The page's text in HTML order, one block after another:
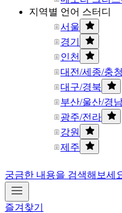
지역별 언어 스터디
서울
경기
인천
대전/세종/충청
대구/경북
부산/울산/경
광주/전라
강원
제주
궁금한 내용을 검색해보세
즐겨찾기